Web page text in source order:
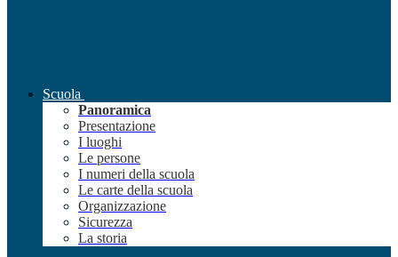
Scuola
Panoramica
Presentazione
I luoghi
Le persone
I numeri della scuola
Le carte della scuola
Organizzazione
Sicurezza
La storia